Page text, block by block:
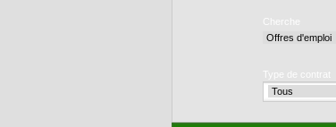
Cherche
Type de contrat